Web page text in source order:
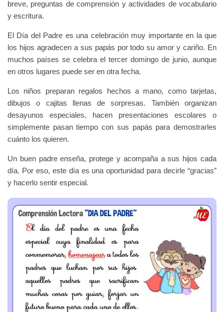
breve, preguntas de comprensión y actividades de vocabulario
y escritura.
El Día del Padre es una celebración muy importante en la que
los hijos agradecen a sus papás por todo su amor y cariño. En
muchos países se celebra el tercer domingo de junio, aunque
en otros lugares puede ser en otra fecha.
Los niños preparan regalos hechos a mano, como tarjetas,
dibujos o cajitas llenas de sorpresas. También organizan
desayunos especiales, hacen presentaciones escolares o
simplemente pasan tiempo con sus papás para demostrarles
cuánto los quieren.
Un buen padre enseña, protege y acompaña a sus hijos cada
día. Por eso, este día es una oportunidad para decirle “gracias”
y hacerlo sentir especial.